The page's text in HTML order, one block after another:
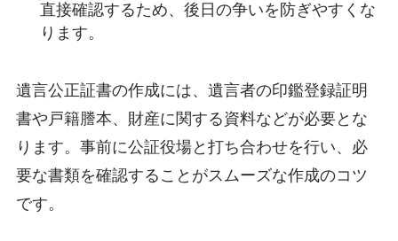
直接確認するため、後日の争いを防ぎやすくな
ります。
遺言公正証書の作成には、遺言者の印鑑登録証明
書や戸籍謄本、財産に関する資料などが必要とな
ります。事前に公証役場と打ち合わせを行い、必
要な書類を確認することがスムーズな作成のコツ
です。